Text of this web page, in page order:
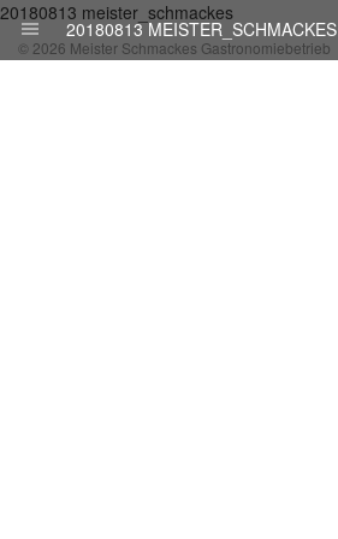
20180813 MEISTER_SCHMACKES
20180813 meister_schmackes
© 2026 Meister Schmackes Gastronomiebetrieb